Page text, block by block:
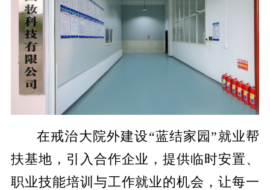
在戒治大院外建设“蓝结家园”就业帮
扶基地，引入合作企业，提供临时安置、
职业技能培训与工作就业的机会，让每一